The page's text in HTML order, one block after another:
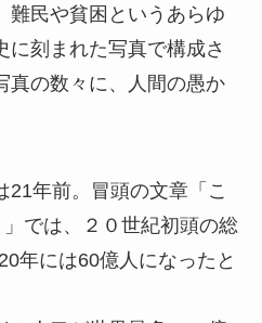
難民や貧困というあらゆ
に刻まれた写真で構成さ
真の数々に、人間の愚か
21年前。冒頭の文章「こ
では、２０世紀初頭の総
年には60億人になったと